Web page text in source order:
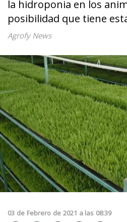
la hidroponia en los
posibilidad que tiene
Agrofy News
03 de Febrero de 2021 a las 08:39